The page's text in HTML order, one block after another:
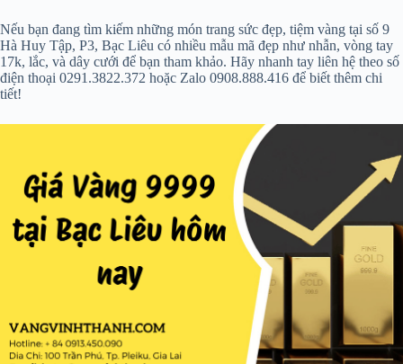
Nếu bạn đang tìm kiếm những món trang sức đẹp, tiệm vàng tại số 9
Hà Huy Tập, P3, Bạc Liêu có nhiều mẫu mã đẹp như nhẫn, vòng tay
17k, lắc, và dây cưới để bạn tham khảo. Hãy nhanh tay liên hệ theo số
điện thoại 0291.3822.372 hoặc Zalo 0908.888.416 để biết thêm chi
tiết!